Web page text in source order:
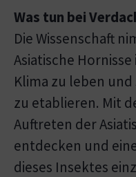
Was tun bei
Die Wissenschaft
Asiatische
Klima zu leben
zu etablieren. Mit
Auftreten der
entdecken und
dieses Insektes